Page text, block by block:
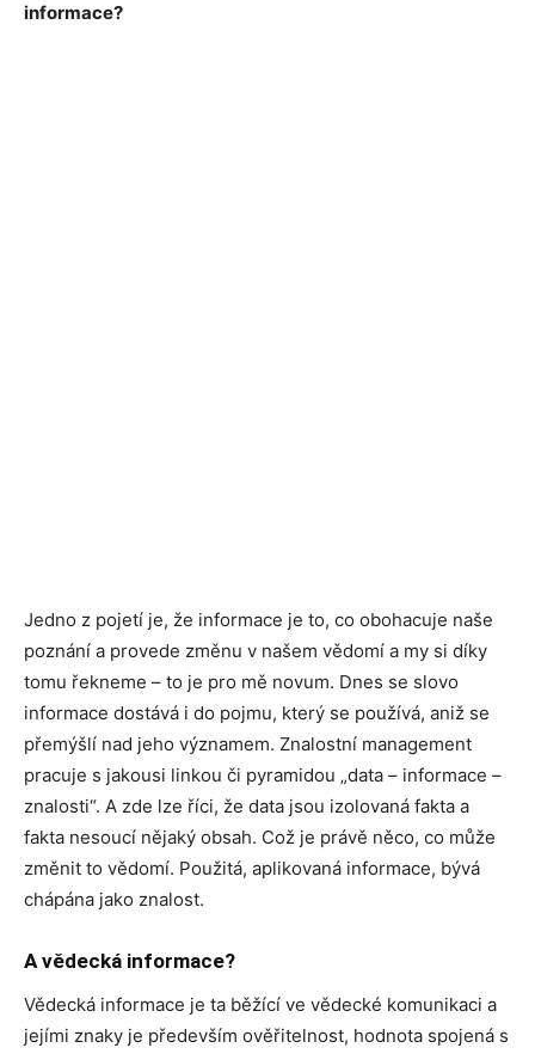
informace?
Jedno z pojetí je, že informace je to, co obohacuje naše
poznání a provede změnu v našem vědomí a my si díky
tomu řekneme – to je pro mě novum. Dnes se slovo
informace dostává i do pojmu, který se používá, aniž se
přemýšlí nad jeho významem. Znalostní management
pracuje s jakousi linkou či pyramidou „data – informace –
znalosti“. A zde lze říci, že data jsou izolovaná fakta a
fakta nesoucí nějaký obsah. Což je právě něco, co může
změnit to vědomí. Použitá, aplikovaná informace, bývá
chápána jako znalost.
A vědecká informace?
Vědecká informace je ta běžící ve vědecké komunikaci a
jejími znaky je především ověřitelnost, hodnota spojená s